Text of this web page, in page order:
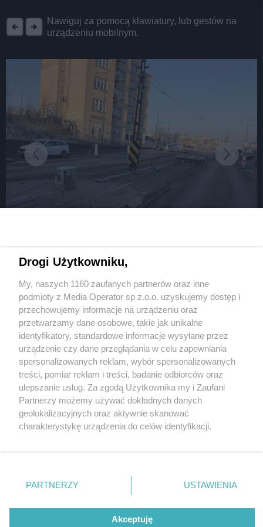
Nawiguj za pomocą klawiatury, lub gestów na
urządzeniu mobilnym.
Sosnowiec. Wiadukt będzie zamknięty o północy.
Tymczasem w korkach można już postać – bez
żadnego sensu. Przystanek na drodze dla
rowerów
6 / 11
Sosnowiec. Pierwszy dzień
przebudowy wiaduktu nad
ulicą Józefa Piłsudskiego. 17
Wydawca mediów lokalnych
Nie zapomnij
zapoznać się z:
polityką prywatności
Twojemiasto
Piekary Śląskie
Chorzów
Tarnowskie Góry
Gliwice
Skontakuj sięz nami
Kontakt
Redakcja
Newsletter
Drogi Użytkowniku,
My, naszych 1160 zaufanych partnerów oraz inne
podmioty z Media Operator sp z.o.o. uzyskujemy dostęp i
przechowujemy informacje na urządzeniu oraz
przetwarzamy dane osobowe, takie jak unikalne
identyfikatory, standardowe informacje wysyłane przez
urządzenie czy dane przeglądania w celu zapewniania
spersonalizowanych reklam, wybór spersonalizowanych
treści, pomiar reklam i treści, badanie odbiorców oraz
ulepszanie usług. Za zgodą Użytkownika my i Zaufani
Partnerzy możemy używać dokładnych danych
geolokalizacyjnych oraz aktywnie skanować
charakterystykę urządzenia do celów identyfikacji.
zmienić/wycofać klikając przycisk ustawień prywatności
znajdujący się w lewym dolnym rogu strony
rodzaje przetwarzania danych nie wymagają zgody
użytkownika, ale masz prawo sprzeciwić się takiemu
PARTNERZY USTAWIENIA
Akceptuję